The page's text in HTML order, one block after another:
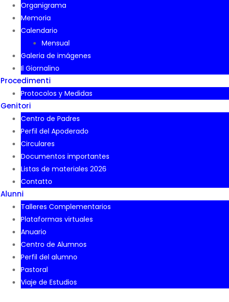
Organigrama
Memoria
Calendario
Mensual
Galeria de imágenes
Il Giornalino
Procedimenti
Protocolos y Medidas
Genitori
Centro de Padres
Perfil del Apoderado
Circulares
Documentos importantes
Listas de materiales 2026
Contatto
Alunni
Talleres Complementarios
Plataformas virtuales
Anuario
Centro de Alumnos
Perfil del alumno
Pastoral
Viaje de Estudios